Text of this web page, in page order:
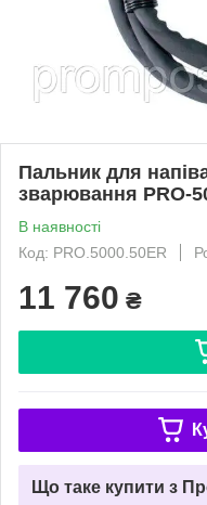
Пальник для
зварювання PRO-
В наявності
Код: PRO.5000.50ER
11 760 ₴
Що таке купити з